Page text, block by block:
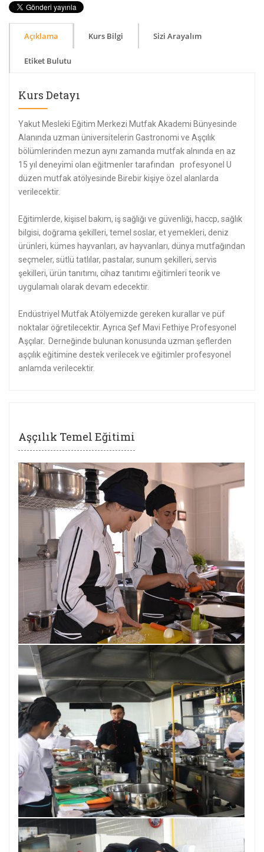
Açıklama Kurs Bilgi Sizi Arayalım
Etiket Bulutu
Kurs Detayı
Yakut Mesleki Eğitim Merkezi Mutfak Akademi Bünyesinde
Alanında uzman üniversitelerin Gastronomi ve Aşçılık
bölümlerinden mezun aynı zamanda mutfak alnında en az
15 yıl deneyimi olan eğitmenler tarafından profesyonel U
düzen mutfak atölyesinde Birebir kişiye özel alanlarda
verilecektir.
Eğitimlerde, kişisel bakım, iş sağlığı ve güvenliği, haccp, sağlık
bilgisi, doğrama şekilleri, temel soslar, et yemekleri, deniz
ürünleri, kümes hayvanları, av hayvanları, dünya mutfağından
seçmeler, sütlü tatlılar, pastalar, sunum şekilleri, servis
şekilleri, ürün tanıtımı, cihaz tanıtımı eğitimleri teorik ve
uygulamalı olarak devam edecektir.
Endüstriyel Mutfak Atölyemizde gereken kurallar ve püf
noktalar öğretilecektir. Ayrıca Şef Mavi Fethiye Profesyonel
Aşçılar. Derneğinde bulunan konusunda uzman şeflerden
aşçılık eğitimine destek verilecek ve eğitimler profesyonel
anlamda verilecektir.
Aşçılık Temel Eğitimi